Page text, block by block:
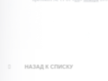
НАЗАД К СПИСКУ